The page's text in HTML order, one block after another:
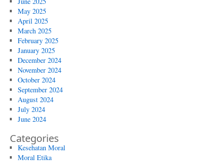
May 2025
April 2025
March 2025
February 2025
January 2025
December 2024
November 2024
October 2024
September 2024
August 2024
July 2024
June 2024
Categories
Kesehatan Moral
Moral Etika